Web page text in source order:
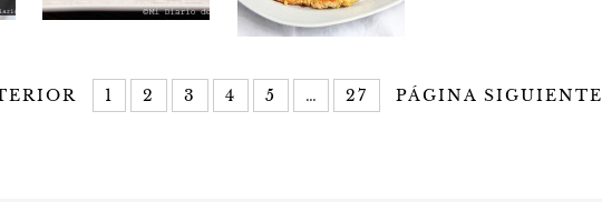
1 2 3 4 5 … 27
PÁGINA SIGUIENTE